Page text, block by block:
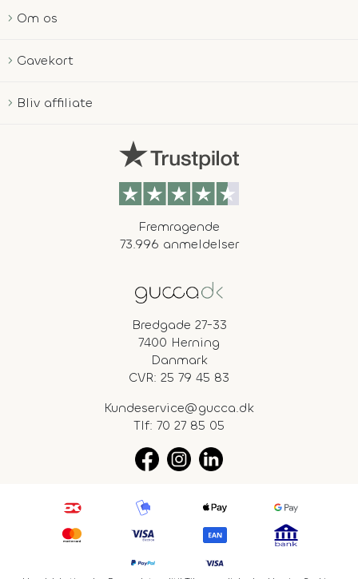
Om os
Gavekort
Bliv affiliate
Fremragende
73.996 anmeldelser
Bredgade 27-33
7400 Herning
Danmark
CVR: 25 79 45 83
Kundeservice@gucca.dk
Tlf: 70 27 85 05